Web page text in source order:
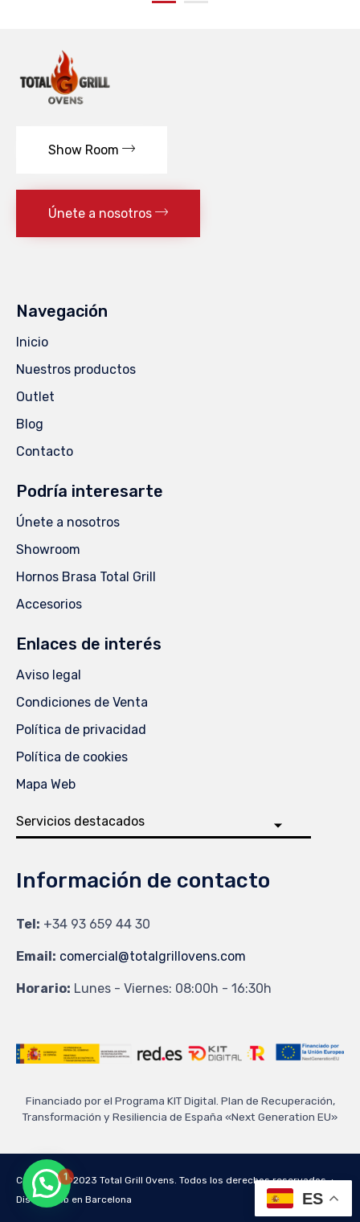
Show Room
Únete a nosotros
Navegación
Inicio
Nuestros productos
Outlet
Blog
Contacto
Podría interesarte
Únete a nosotros
Showroom
Hornos Brasa Total Grill
Accesorios
Enlaces de interés
Aviso legal
Condiciones de Venta
Política de privacidad
Política de cookies
Mapa Web
Información de contacto
Tel: +34 93 659 44 30
Email: comercial@totalgrillovens.com
Horario: Lunes - Viernes: 08:00h - 16:30h
Financiado por el Programa KIT Digital. Plan de Recuperación,
Transformación y Resiliencia de España «Next Generation EU»
Copyright ©2023 Total Grill Ovens. Todos los derechos reservados ∙
Diseño web en Barcelona
ES
1